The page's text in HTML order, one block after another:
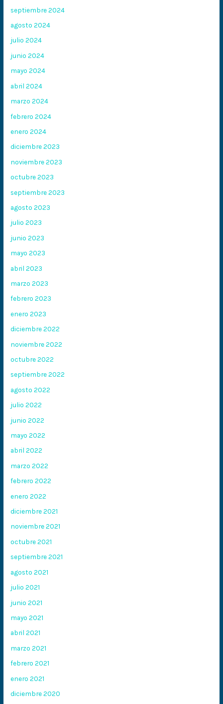
septiembre 2024
agosto 2024
julio 2024
junio 2024
mayo 2024
abril 2024
marzo 2024
febrero 2024
enero 2024
diciembre 2023
noviembre 2023
octubre 2023
septiembre 2023
agosto 2023
julio 2023
junio 2023
mayo 2023
abril 2023
marzo 2023
febrero 2023
enero 2023
diciembre 2022
noviembre 2022
octubre 2022
septiembre 2022
agosto 2022
julio 2022
junio 2022
mayo 2022
abril 2022
marzo 2022
febrero 2022
enero 2022
diciembre 2021
noviembre 2021
octubre 2021
septiembre 2021
agosto 2021
julio 2021
junio 2021
mayo 2021
abril 2021
marzo 2021
febrero 2021
enero 2021
diciembre 2020